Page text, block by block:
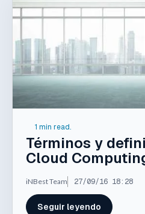
1 min read.
Términos y
Cloud
iNBest Team 27/09/16 18:28
Seguir leyendo